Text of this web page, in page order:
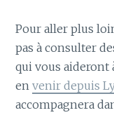
Pour aller plus
pas à consulter
qui vous
envenir depuis
accompagnera